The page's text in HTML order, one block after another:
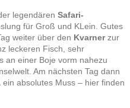
legendären Safari-
für Groß und KLein. Gutes
weiter über den Kvarnerzur
leckeren Fisch, sehr
an einer Boje vorm nahezu
Am nächsten Tag dann
ein absolutes Muss – hier finden